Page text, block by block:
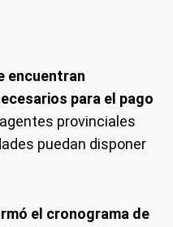
encuentran
para el pago
provinciales
puedan disponer
el cronograma de